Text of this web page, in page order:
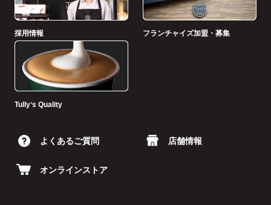
採用情報 フランチャイズ加盟・募集
Tullyʼs Quality
よくあるご質問 店舗情報
オンラインストア